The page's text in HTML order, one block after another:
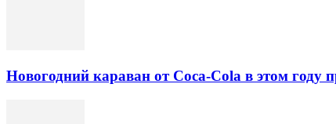
Новогодний караван от Coca-Cola в этом году